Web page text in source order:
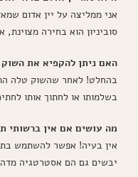
אני ממליצה על יין אדום
סוביניון הוא בחירה מצוינת,
האם ניתן להקפיא את השוק
בהחלט! לאחר שהשוק טלה
בשלמותו או לחתוך אותו
מה עושים אם אין ברשותי
אין בעיה! אפשר להשתמש
יבשים גם הם אסטרטגיה